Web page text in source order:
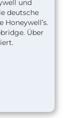
und
deutsche
Über